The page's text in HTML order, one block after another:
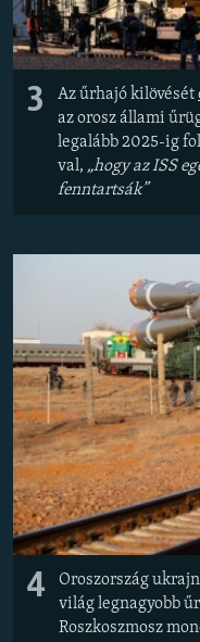
3 Az űrhajó kilövését
az orosz állami
legalább 2025-ig
val, „hogy az ISS
fenntartsák”
4
Oroszország
világ legnagyobb
Roszkoszmosz